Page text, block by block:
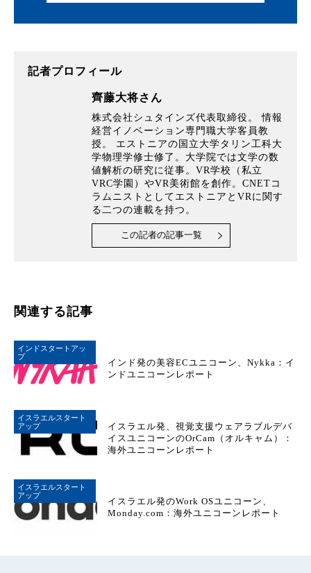
記者プロフィール
齊藤大将さん
株式会社シュタインズ代表取締役。 情報
経営イノベーション専門職大学客員教
授。 エストニアの国立大学タリン工科大
学物理学修士修了。大学院では文学の数
値解析の研究に従事。VR学校（私立
VRC学園）やVR美術館を創作。CNETコ
ラムニストとしてエストニアとVRに関す
る二つの連載を持つ。
この記者の記事一覧
関連する記事
インドスタートアッ
プ
インド発の美容ECユニコーン、Nykka：イ
ンドユニコーンレポート
イスラエルスタート
アップ
イスラエル発、視覚支援ウェアラブルデバ
イスユニコーンのOrCam（オルキャム）：
海外ユニコーンレポート
イスラエルスタート
アップ
イスラエル発のWork OSユニコーン、
Monday.com：海外ユニコーンレポート